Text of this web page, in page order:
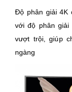
Độ phân giải 4K
với độ phân giải
vượt trội, giúp
ngàng